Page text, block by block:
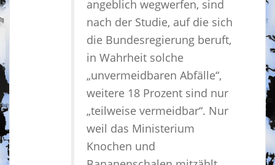
angeblich wegwerfen, sind
nach der Studie, auf die sich
die Bundesregierung beruft,
in Wahrheit solche
„unvermeidbaren Abfälle“,
weitere 18 Prozent sind nur
„teilweise vermeidbar“. Nur
weil das Ministerium
Knochen und